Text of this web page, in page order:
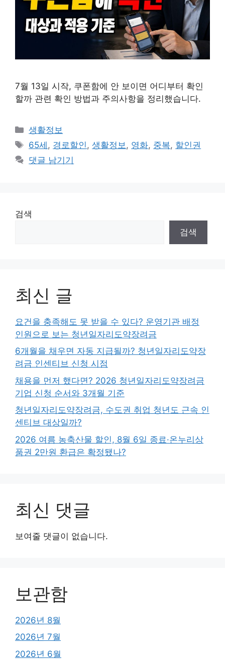
7월 13일 시작, 쿠폰함에 안 보이면 어디부터 확인
할까 관련 확인 방법과 주의사항을 정리했습니다.
카
테
리
생활정보
태
그
65세 , 경로할인 ,생활정보 , 영화, 중복, 할인권
댓글 남기기
검색
검색
최신 글
요건을 충족해도 못 받을 수 있다? 운영기관 배정
인원으로 보는 청년일자리도약장려금
6개월을 채우면 자동 지급될까? 청년일자리도약장
려금 인센티브 신청 시점
채용을 먼저 했다면? 2026 청년일자리도약장려금
기업 신청 순서와 3개월 기준
청년일자리도약장려금, 수도권 취업 청년도 근속 인
센티브 대상일까?
2026 여름 농축산물 할인, 8월 6일 종료·온누리상
품권 2만원 환급은 확정됐나?
최신 댓글
보여줄 댓글이 없습니다.
보관함
2026년 8월
2026년 7월
2026년 6월